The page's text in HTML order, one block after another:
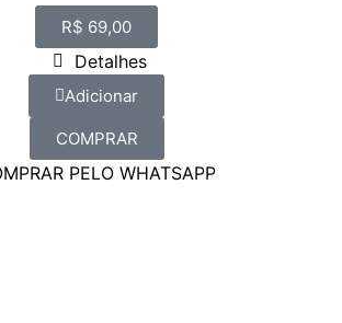
R$ 69,00
Detalhes
Adicionar
COMPRAR
PELO WHATSAPP